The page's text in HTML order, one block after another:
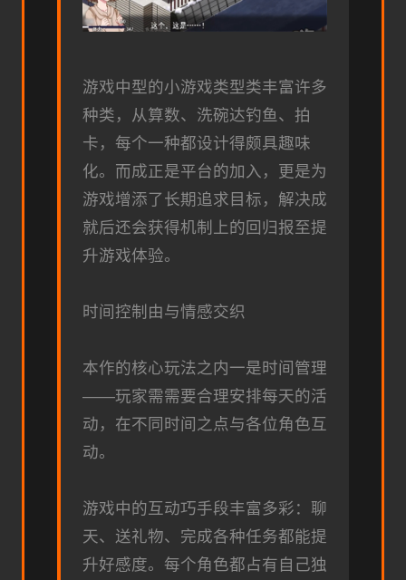
游戏中型的小游戏类型类丰富许多
种类，从算数、洗碗达钓鱼、拍
卡，每个一种都设计得颇具趣味
化。而​​成正是平台的加入​​，更是为
游戏增添了长期追求目标，解决成
就后还会获得机制上的回归报至提
升游戏体验。
时间控制由与情感交织
本作的核心玩法之内一是时间管理
——玩家需需要合理安排每天的活
动，在不同时间之点与各位角色互
动。
游戏中的​​互动巧手段丰富多彩​​：聊
天、送礼物、完成各种任务都能提
升好感度。每个角色都占有自己独